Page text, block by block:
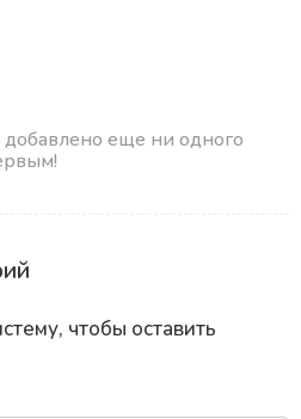
добавлено еще ни одного
чтобы оставить